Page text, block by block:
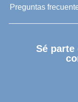
Preguntas
Sé parte